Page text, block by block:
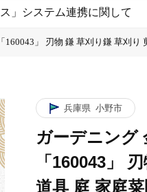
」システム連携に関して
」 刃物 鎌 草刈り鎌 草刈
兵庫県 小野市
ガーデニング
「160043」
道具 庭 家庭